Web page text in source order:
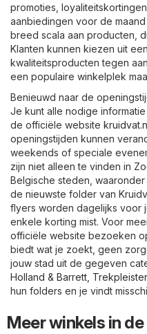
promoties,
aanbiedingen voor de
breed scala aan producten,
Klanten kunnen kiezen uit
kwaliteitsproducten tegen
een populaire winkelplek
Benieuwd naar de
Je kunt alle nodige
de officiële website
openingstijden kunnen
weekends of speciale
zijn niet alleen te vinden in
Belgische steden,
de nieuwste folder van
flyers worden dagelijks voor
enkele korting mist. Voor
officiële website bezoeken
biedt wat je zoekt, geen
jouw stad uit de gegeven
Holland & Barrett Trekpleister
hun folders en je vindt
Meer winkels in